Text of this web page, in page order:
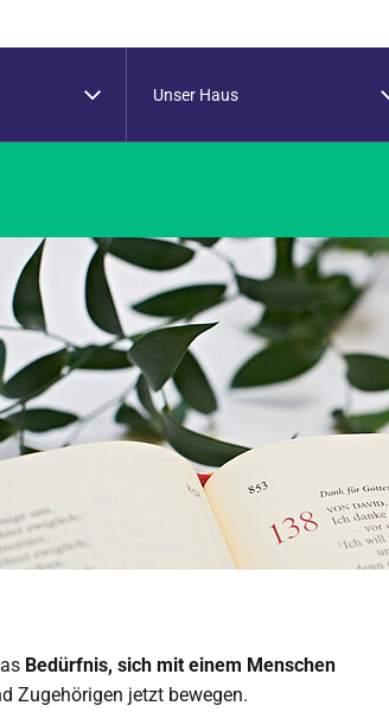
Unser Haus
Bedürfnis, sich mit einem Menschen
Zugehörigen jetzt bewegen.